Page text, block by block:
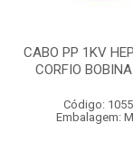
CABO PP 1KV
CORFIO
Código:
Embalagem: